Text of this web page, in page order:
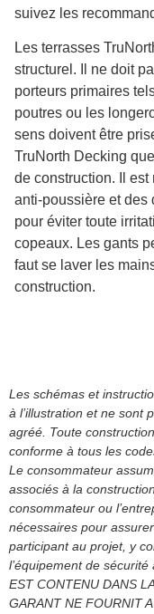
suivez les
Les terrasses
structurel. Il ne doit
porteurs primaires
poutres ou les
sens doivent être
TruNorth Decking
de construction. Il
anti-poussière et des
pour éviter toute
copeaux. Les gants
faut se laver les
construction.
Les schémas et
à l’illustration et ne sont
agréé. Toute
conforme à tous les
Le consommateur
associés à la
consommateur ou
nécessaires pour
participant au projet, y
l’équipement de sécurité
EST CONTENU DANS
GARANT NE FOURNIT